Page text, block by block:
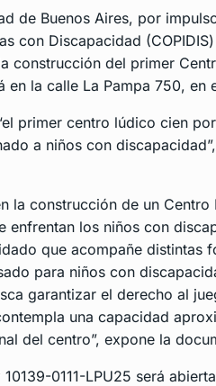
de Buenos Aires, por
con Discapacidad
construcción del primer
en la calle La Pampa 750, en
primer centro lúdico cien
a niños con
la construcción de un
enfrentan los niños con
que acompañe distintas
para niños con
garantizar el derecho al
una capacidad
del centro”, expone la
0111-LPU25 será